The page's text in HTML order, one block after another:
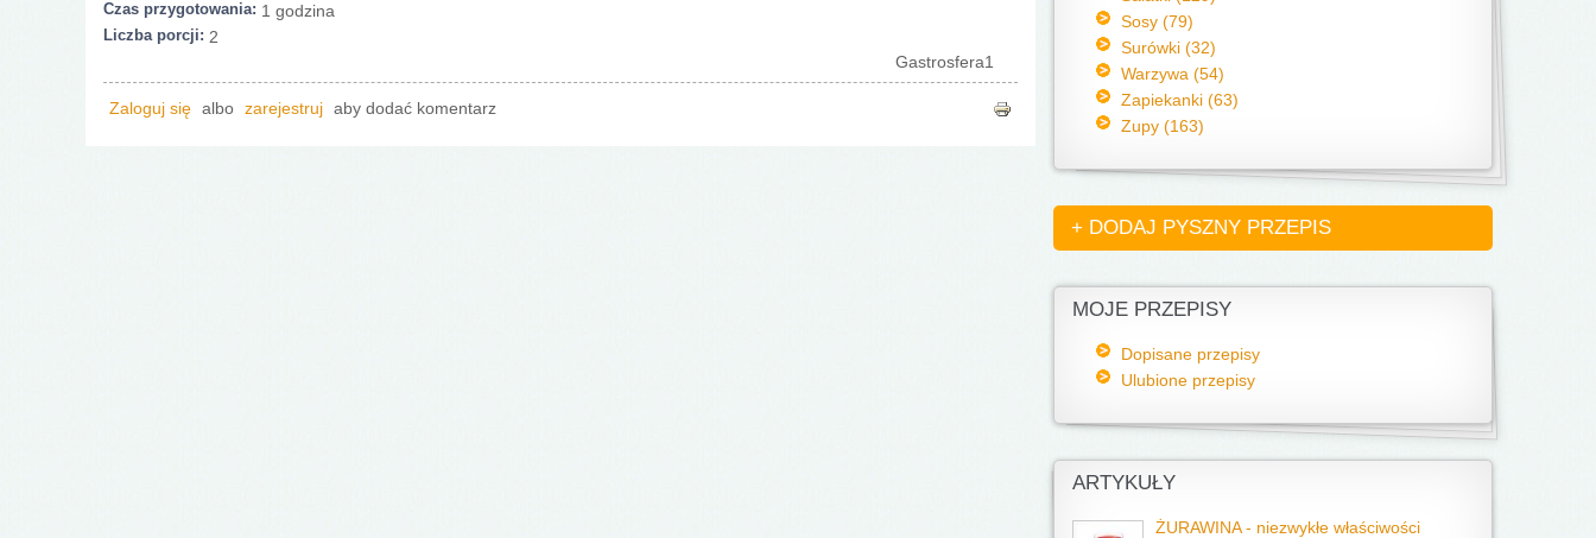
Czas przygotowania: 1 godzina
Liczba porcji: 2
Gastrosfera1
Zaloguj się albo zarejestruj aby dodać komentarz
Sosy (79)
Surówki (32)
Warzywa (54)
Zapiekanki (63)
Zupy (163)
+ DODAJ PYSZNY PRZEPIS
MOJE PRZEPISY
Dopisane przepisy
Ulubione przepisy
ARTYKUŁY
ŻURAWINA - niezwykłe właściwości